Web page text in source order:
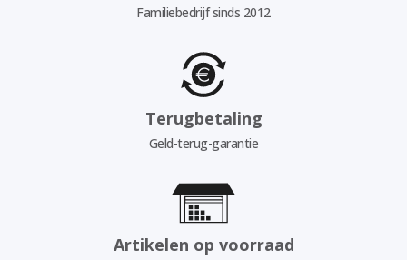
Familiebedrijf sinds 2012
Terugbetaling
Geld-terug-garantie
Artikelen op voorraad